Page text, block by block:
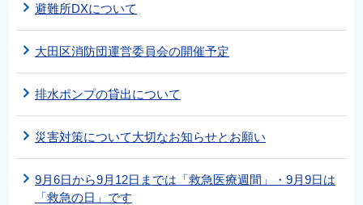
避難所DXについて
大田区消防団運営委員会の開催予定
排水ポンプの貸出について
災害対策について大切なお知らせとお願い
9月6日から9月12日までは「救急医療週間」・9月9日は
「救急の日」です